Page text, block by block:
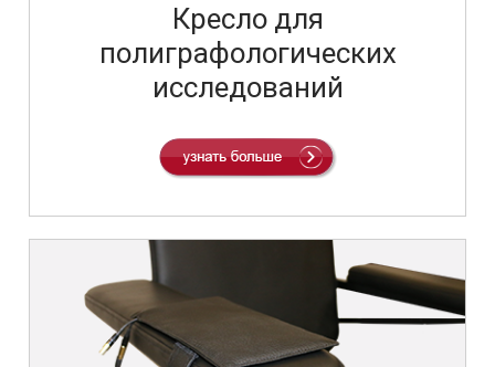
Кресло для
полиграфологических
исследований